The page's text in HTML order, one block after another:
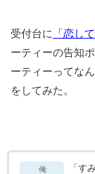
受付台に 「恋し
ーティーの告知
ーティーってな
をしてみた。
俺
「す